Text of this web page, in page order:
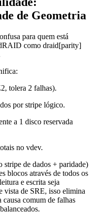
de Geometria
para quem está
como draid[parity]
tolera 2 falhas).
por stripe lógico.
a 1 disco reservada
no vdev.
stripe de dados + paridade)
blocos através de todos os
e escrita seja
vista de SRE, isso elimina
comum de falhas